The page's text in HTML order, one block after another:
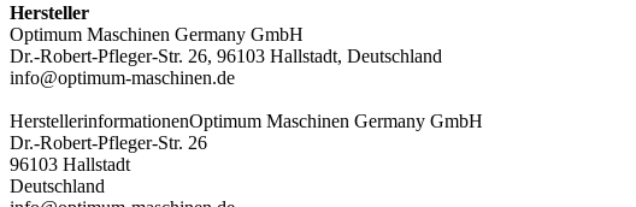
Hersteller
Optimum Maschinen Germany GmbH
Dr.-Robert-Pfleger-Str. 26, 96103 Hallstadt, Deutschland
info@optimum-maschinen.de
HerstellerinformationenOptimum Maschinen Germany GmbH
Dr.-Robert-Pfleger-Str. 26
96103 Hallstadt
Deutschland